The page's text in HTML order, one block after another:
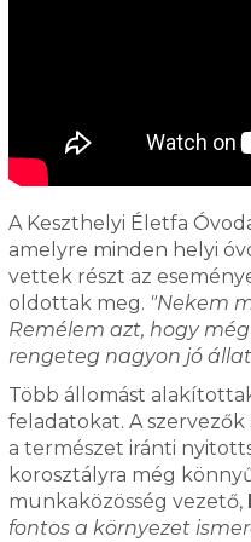
A Keszthelyi Életfa
amelyre minden helyi
vettek részt az
oldottak meg. "Nekem
Remélem azt, hogy
rengeteg nagyon jó
Több állomást
feladatokat. A
a természet iránti
korosztályra még
munkaközösség vezető,
fontos a környezet